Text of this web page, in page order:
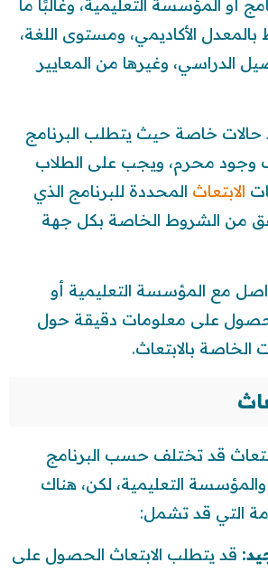
أو المؤسسة التعليمية، وغالبًا ما
الأكاديمي، ومستوى اللغة،
الدراسي، وغيرها من المعايير
خاصة حيث يتطلب البرنامج
وجود محرم، ويجب على الطلاب
الابتعاث المحددة للبرنامج الذي
من الشروط الخاصة بكل جهة
مع المؤسسة التعليمية أو
على معلومات دقيقة حول
الخاصة بالابتعاث.
قد تختلف حسب البرنامج
التعليمية، لكن، هناك
التي قد تشمل:
قد يتطلب الابتعاث الحصول على